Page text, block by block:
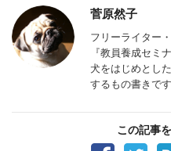
菅原然子
フリーライター
『教員養成セミ
犬をはじめとし
するもの書きです
この記事